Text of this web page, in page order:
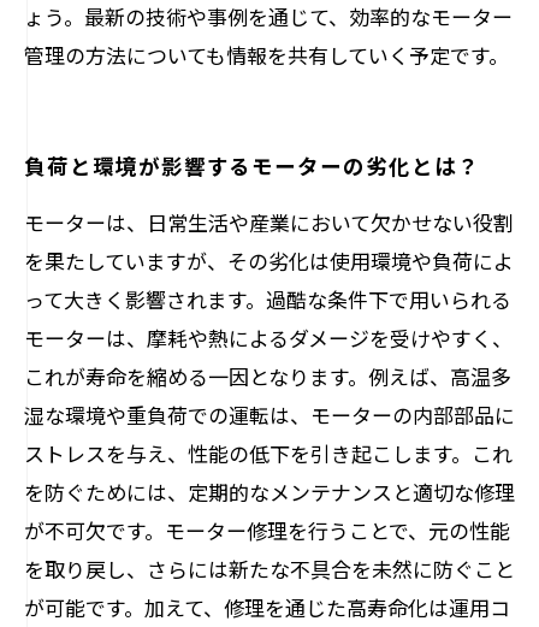
ょう。最新の技術や事例を通じて、効率的なモーター
管理の方法についても情報を共有していく予定です。
負荷と環境が影響するモーターの劣化とは？
モーターは、日常生活や産業において欠かせない役割
を果たしていますが、その劣化は使用環境や負荷によ
って大きく影響されます。過酷な条件下で用いられる
モーターは、摩耗や熱によるダメージを受けやすく、
これが寿命を縮める一因となります。例えば、高温多
湿な環境や重負荷での運転は、モーターの内部部品に
ストレスを与え、性能の低下を引き起こします。これ
を防ぐためには、定期的なメンテナンスと適切な修理
が不可欠です。モーター修理を行うことで、元の性能
を取り戻し、さらには新たな不具合を未然に防ぐこと
が可能です。加えて、修理を通じた高寿命化は運用コ